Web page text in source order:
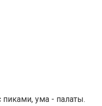
пиками, ума - палаты.